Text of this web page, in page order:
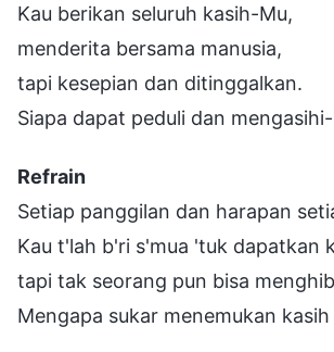
Kau berikan seluruh kasih-Mu,
menderita bersama manusia,
tapi kesepian dan ditinggalkan.
Siapa dapat peduli dan
Refrain
Setiap panggilan dan harapan
Kau t'lah b'ri s'mua 'tuk dapatkan
tapi tak seorang pun bisa
Mengapa sukar menemukan kasih